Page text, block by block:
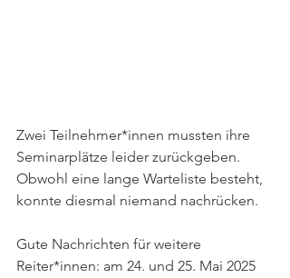
Zwei Teilnehmer*innen mussten ihre
Seminarplätze leider zurückgeben.
Obwohl eine lange Warteliste besteht,
konnte diesmal niemand nachrücken.
Gute Nachrichten für weitere
Reiter*innen: am 24. und 25. Mai 2025